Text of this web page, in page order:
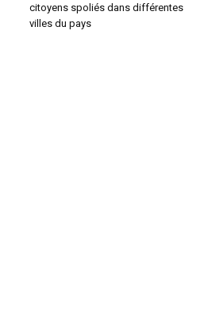
citoyens spoliés dans différentes
villes du pays